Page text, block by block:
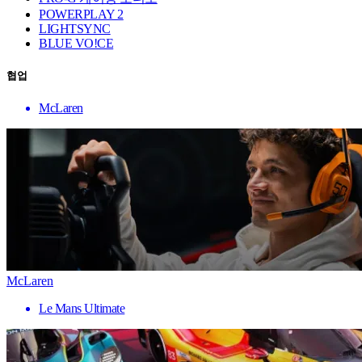
POWERPLAY 2
LIGHTSYNC
BLUE VO!CE
협업
McLaren
McLaren
Le Mans Ultimate